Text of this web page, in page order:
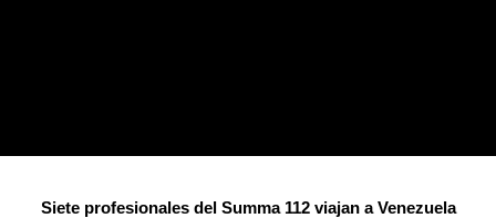
Siete profesionales del Summa 112 viajan a Venezuela